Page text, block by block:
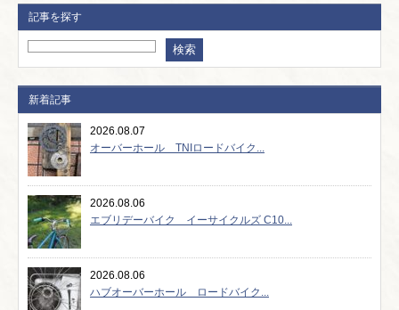
記事を探す
新着記事
2026.08.07
オーバーホール TNIロードバイク...
2026.08.06
エブリデーバイク イーサイクルズ C10...
2026.08.06
ハブオーバーホール ロードバイク...